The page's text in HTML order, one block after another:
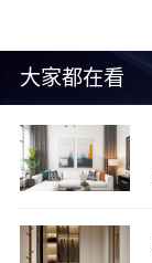
大家都在看